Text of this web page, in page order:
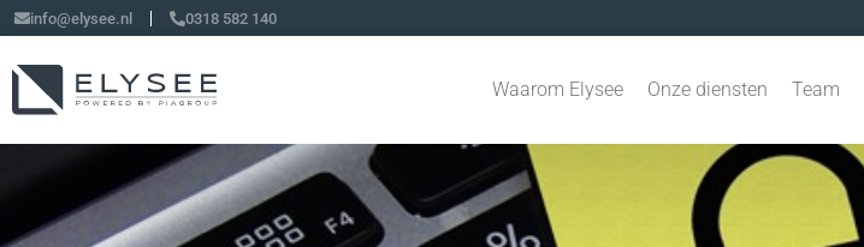
info@elysee.nl 0318 582 140
Waarom Elysee Onze diensten Team